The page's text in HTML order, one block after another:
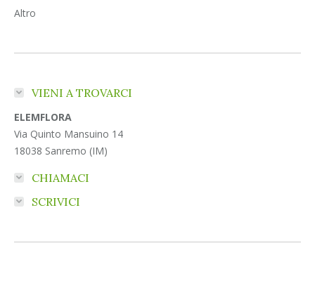
Altro
VIENI A TROVARCI
ELEMFLORA
Via Quinto Mansuino 14
18038 Sanremo (IM)
CHIAMACI
SCRIVICI